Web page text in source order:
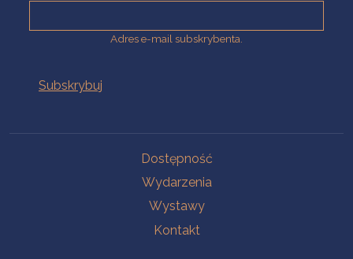
Adres e-mail subskrybenta.
Dostępność
Wydarzenia
Wystawy
Kontakt